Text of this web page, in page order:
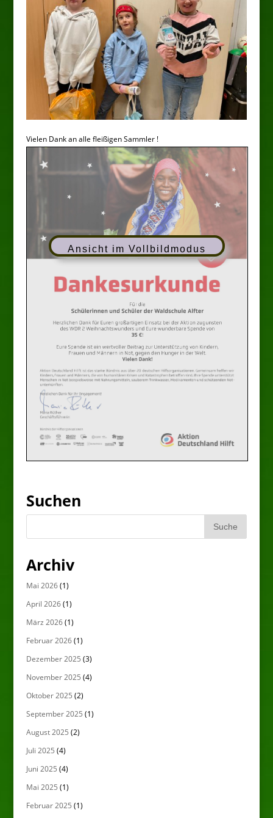
Vielen Dank an alle fleißigen Sammler !
Ansicht im Vollbildmodus
Suchen
Archiv
Mai 2026(1)
April 2026(1)
März 2026(1)
Februar 2026(1)
Dezember 2025 (3)
November 2025 (4)
Oktober 2025 (2)
September 2025 (1)
August 2025 (2)
Juli 2025 (4)
Juni 2025 (4)
Mai 2025 (1)
Februar 2025 (1)